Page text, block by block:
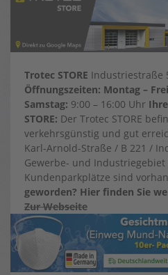
Trotec STORE Industriestraße
Öffnungszeiten: Montag –
Samstag: 9:00 – 16:00 Uhr
STORE: Der Trotec STORE
verkehrsgünstig und gut
Karl-Arnold-Straße / B 221 /
Gewerbe- und
Kundenparkplätze sind
geworden? Hier finden Sie
Zur Webseite